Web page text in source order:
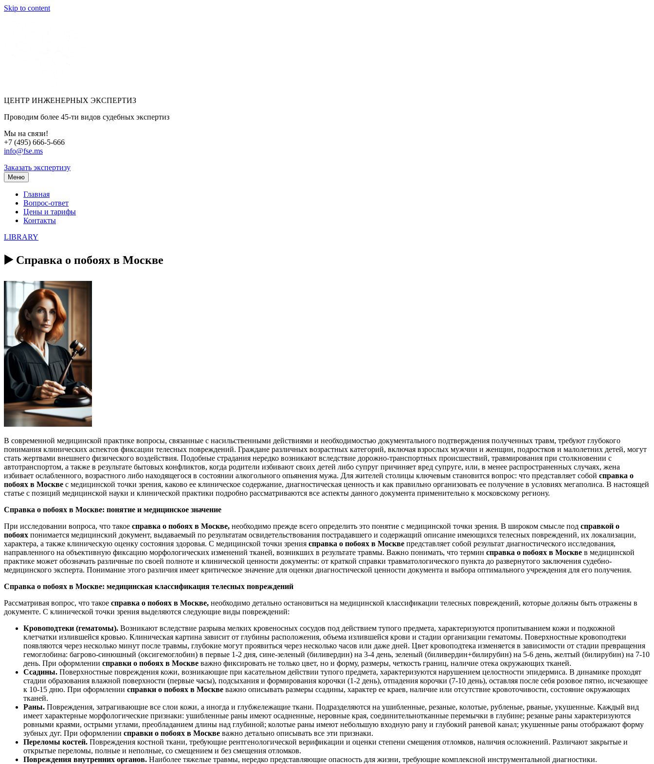
Skip to content
ЦЕНТР ИНЖЕНЕРНЫХ ЭКСПЕРТИЗ
Проводим более 45-ти видов судебных экспертиз
Мы на связи!
+7 (495) 666-5-666
info@fse.ms
Заказать экспертизу
Меню
Главная
Вопрос-ответ
Цены и тарифы
Контакты
LIBRARY
▶️ Справка о побоях в Москве
В современной медицинской практике вопросы, связанные с насильственными действиями и необходимостью документального подтверждения полученных травм, требуют глубокого
понимания клинических аспектов фиксации телесных повреждений. Граждане различных возрастных категорий, включая взрослых мужчин и женщин, подростков и малолетних детей, могут
стать жертвами внешнего физического воздействия. Подобные страдания нередко возникают вследствие дорожно-транспортных происшествий, травмирования при столкновении с
автотранспортом, а также в результате бытовых конфликтов, когда родители избивают своих детей либо супруг причиняет вред супруге, или, в менее распространенных случаях, жена
избивает ослабленного, возрастного либо находящегося в состоянии алкогольного опьянения мужа. Для жителей столицы ключевым становится вопрос: что представляет собой справка о
побоях в Москве с медицинской точки зрения, каково ее клиническое содержание, диагностическая ценность и как правильно организовать ее получение в условиях мегаполиса. В настоящей
статье с позиций медицинской науки и клинической практики подробно рассматриваются все аспекты данного документа применительно к московскому региону.
Справка о побоях в Москве: понятие и медицинское значение
При исследовании вопроса, что такое справка о побоях в Москве, необходимо прежде всего определить это понятие с медицинской точки зрения. В широком смысле под справкой о
побоях понимается медицинский документ, выдаваемый по результатам освидетельствования пострадавшего и содержащий описание имеющихся телесных повреждений, их локализации,
характера, а также клиническую оценку состояния здоровья. С медицинской точки зрения справка о побоях в Москве представляет собой результат диагностического исследования,
направленного на объективную фиксацию морфологических изменений тканей, возникших в результате травмы. Важно понимать, что термин справка о побоях в Москве в медицинской
практике может обозначать различные по своей полноте и клинической ценности документы: от краткой справки травматологического пункта до развернутого заключения судебно-
медицинского эксперта. Понимание этого различия имеет критическое значение для оценки диагностической ценности документа и выбора оптимального учреждения для его получения.
Справка о побоях в Москве: медицинская классификация телесных повреждений
Рассматривая вопрос, что такое справка о побоях в Москве, необходимо детально остановиться на медицинской классификации телесных повреждений, которые должны быть отражены в
документе. С клинической точки зрения выделяются следующие виды повреждений:
Кровоподтеки (гематомы). Возникают вследствие разрыва мелких кровеносных сосудов под действием тупого предмета, характеризуются пропитыванием кожи и подкожной
клетчатки излившейся кровью. Клиническая картина зависит от глубины расположения, объема излившейся крови и стадии организации гематомы. Поверхностные кровоподтеки
появляются через несколько минут после травмы, глубокие могут проявиться через несколько часов или даже дней. Цвет кровоподтека изменяется в зависимости от стадии превращения
гемоглобина: багрово-синюшный (оксигемоглобин) в первые 1-2 дня, сине-зеленый (биливердин) на 3-4 день, зеленый (биливердин+билирубин) на 5-6 день, желтый (билирубин) на 7-10
день. При оформлении справки о побоях в Москве важно фиксировать не только цвет, но и форму, размеры, четкость границ, наличие отека окружающих тканей.
Ссадины. Поверхностные повреждения кожи, возникающие при касательном действии тупого предмета, характеризуются нарушением целостности эпидермиса. В динамике проходят
стадии образования влажной поверхности (первые часы), подсыхания и формирования корочки (1-2 день), отпадения корочки (7-10 день), оставляя после себя розовое пятно, исчезающее
к 10-15 дню. При оформлении справки о побоях в Москве важно описывать размеры ссадины, характер ее краев, наличие или отсутствие кровоточивости, состояние окружающих
тканей.
Раны. Повреждения, затрагивающие все слои кожи, а иногда и глубжележащие ткани. Подразделяются на ушибленные, резаные, колотые, рубленые, рваные, укушенные. Каждый вид
имеет характерные морфологические признаки: ушибленные раны имеют осадненные, неровные края, соединительнотканные перемычки в глубине; резаные раны характеризуются
ровными краями, острыми углами, преобладанием длины над глубиной; колотые раны имеют небольшую входную рану и глубокий раневой канал; укушенные раны отображают форму
зубных дуг. При оформлении справки о побоях в Москве важно детально описывать все эти признаки.
Переломы костей. Повреждения костной ткани, требующие рентгенологической верификации и оценки степени смещения отломков, наличия осложнений. Различают закрытые и
открытые переломы, полные и неполные, со смещением и без смещения отломков.
Повреждения внутренних органов. Наиболее тяжелые травмы, нередко представляющие опасность для жизни, требующие комплексной инструментальной диагностики.